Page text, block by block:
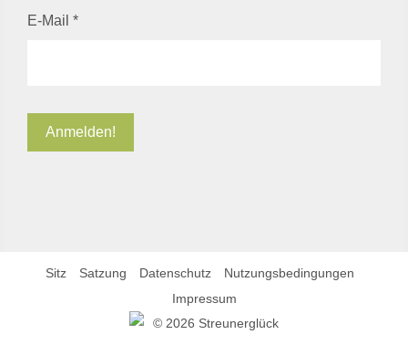
E-Mail *
© 2026 Streunerglück
Sitz Satzung Datenschutz
Nutzungsbedingungen
Impressum